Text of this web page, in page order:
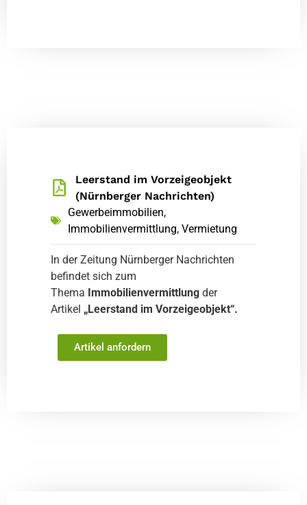
Leerstand im Vorzeigeobjekt
(Nürnberger Nachrichten)
Gewerbeimmobilien,
Immobilienvermittlung, Vermietung
In der Zeitung Nürnberger Nachrichten
befindet sich zum
Thema Immobilienvermittlung der
Artikel „Leerstand im Vorzeigeobjekt“.
Artikel anfordern